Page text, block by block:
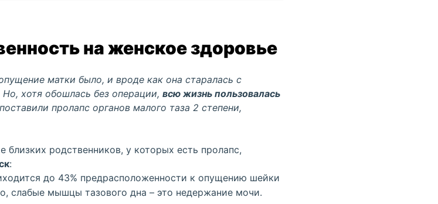
на женское здоровье
матки было, и вроде как она старалась с
Но, хотя обошлась без операции, всю жизнь пользовалась
пролапс органов малого таза 2 степени,
близких родственников, у которых есть пролапс,
:
до 43% предрасположенности к опущению шейки
слабые мышцы тазового дна – это недержание мочи.